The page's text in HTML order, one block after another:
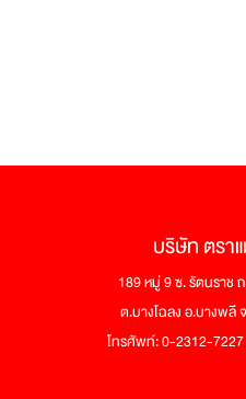
บริษัท ตรา
189 หมู่ 9 ซ. รัตนราช
ต.บางโฉลง อ.บางพลี
โทรศัพท์: 0-2312-